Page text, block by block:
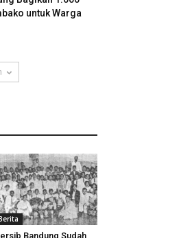
untuk Warga
Bandung Sudah